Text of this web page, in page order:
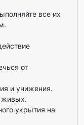
все их
от
и унижения.
живых.
укрытия на